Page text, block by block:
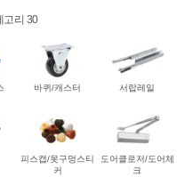
고리 30
바퀴/캐스터 서랍레일
피스캡/못구멍스티
커
도어클로저/도어체
크